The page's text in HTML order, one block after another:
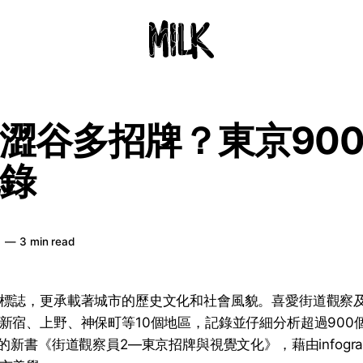
谷多招牌？東京
—3 min read
誌，更承載著城市的歷史文化和社會風貌。喜愛街道觀察
宿、上野、神保町等10個地區，記錄並仔細分析超過900
新書《街道觀察員2—東京招牌與視覺文化》，藉由